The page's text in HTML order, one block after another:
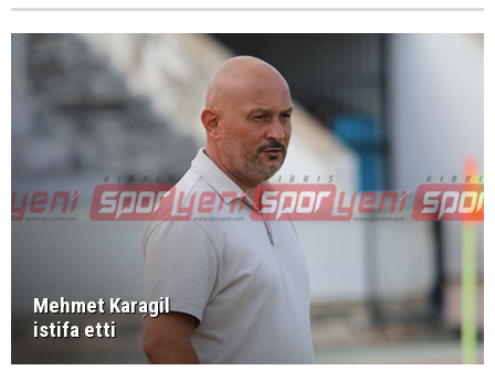
Mehmet Karagil
istifa etti